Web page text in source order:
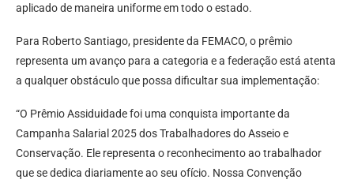
aplicado de maneira uniforme em todo o estado.
Para Roberto Santiago, presidente da FEMACO, o prêmio
representa um avanço para a categoria e a federação está atenta
a qualquer obstáculo que possa dificultar sua implementação:
“O Prêmio Assiduidade foi uma conquista importante da
Campanha Salarial 2025 dos Trabalhadores do Asseio e
Conservação. Ele representa o reconhecimento ao trabalhador
que se dedica diariamente ao seu ofício. Nossa Convenção